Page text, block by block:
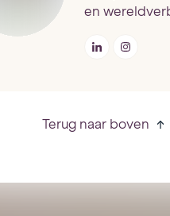
en
Terug naar boven